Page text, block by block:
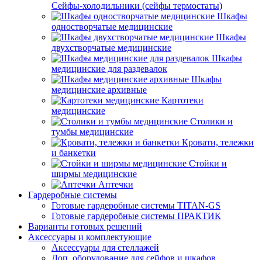
Сейфы-холодильники (сейфы термостаты)
Шкафы
одностворчатые медицинские
Шкафы
двухстворчатые медицинские
Шкафы
медицинские для раздевалок
Шкафы
медицинские архивные
Картотеки
медицинские
Столики и
тумбы медицинские
Кровати, тележки
и банкетки
Стойки и
ширмы медицинские
Аптечки
Гардеробные системы
Готовые гардеробные системы TITAN-GS
Готовые гардеробные системы ПРАКТИК
Варианты готовых решений
Аксессуары и комплектующие
Аксессуары для стеллажей
Доп. оборудование для сейфов и шкафов